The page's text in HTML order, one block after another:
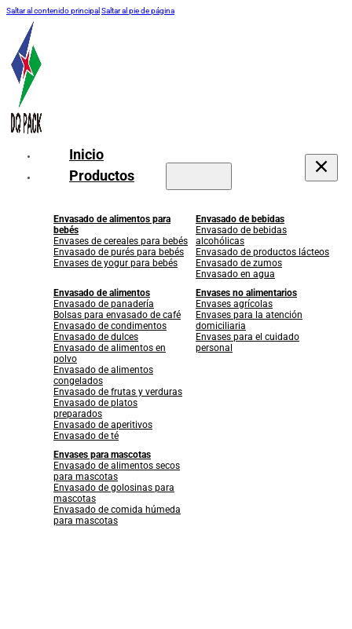
Saltar al contenido principal Saltar al pie de página
Inicio
Productos
Envasado de alimentos para
bebés
Envases de cereales para bebés
Envasado de purés para bebés
Envases de yogur para bebés
Envasado de bebidas
Envasado de bebidas
alcohólicas
Envasado de productos lácteos
Envasado de zumos
Envasado en agua
Envasado de alimentos
Envasado de panadería
Bolsas para envasado de café
Envasado de condimentos
Envasado de dulces
Envasado de alimentos en
polvo
Envasado de alimentos
congelados
Envasado de frutas y verduras
Envasado de platos
preparados
Envasado de aperitivos
Envasado de té
Envases no alimentarios
Envases agrícolas
Envases para la atención
domiciliaria
Envases para el cuidado
personal
Envases para mascotas
Envasado de alimentos secos
para mascotas
Envasado de golosinas para
mascotas
Envasado de comida húmeda
para mascotas